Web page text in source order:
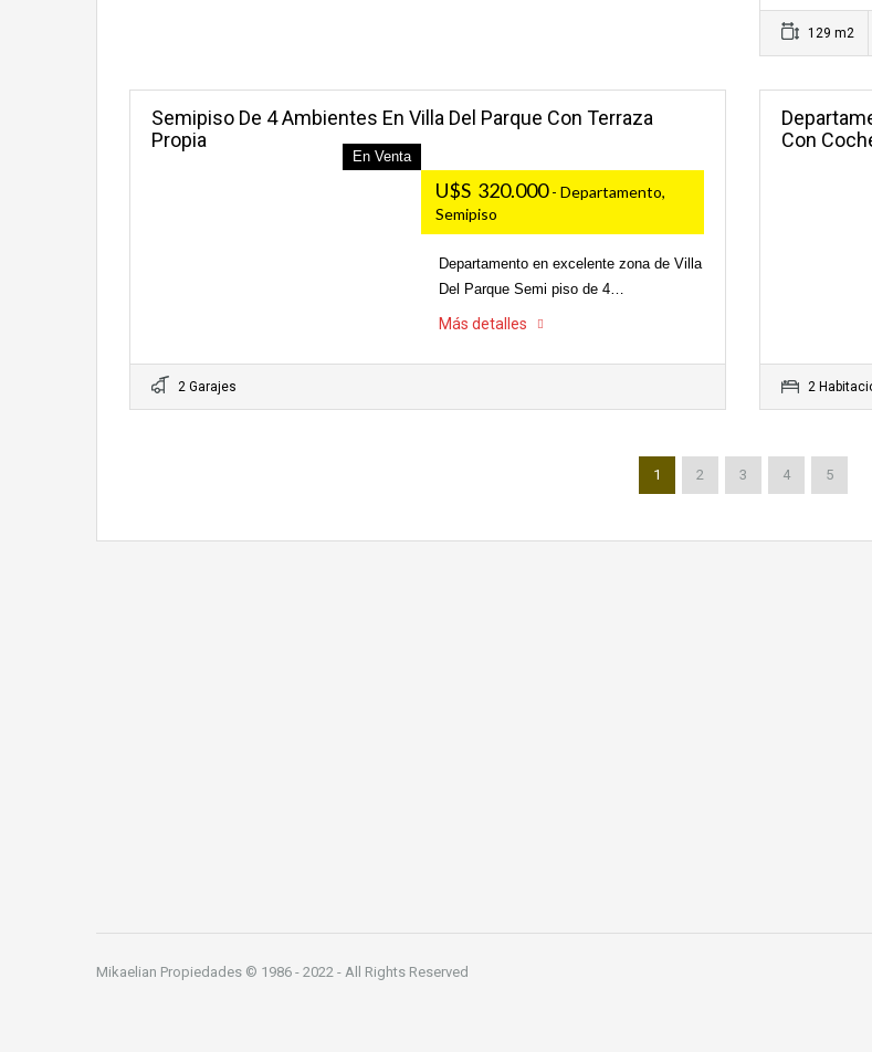
129 m2
Semipiso De 4 Ambientes En Villa Del Parque Con Terraza
Propia
En Venta
U$S 320.000- Departamento,
Semipiso
Departamento en excelente zona de Villa
Del Parque Semi piso de 4…
Más detalles
2 Garajes
Con
2
1 2 3 4 5
Mikaelian Propiedades © 1986 - 2022 - All Rights Reserved